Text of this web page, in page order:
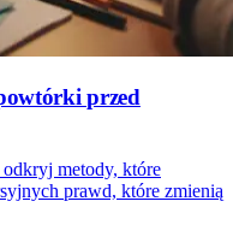
przed
metody, które
prawd, które zmienią